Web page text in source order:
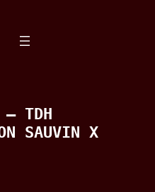
– TDH
SAUVIN X